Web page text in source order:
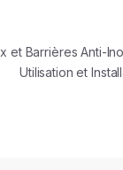
et Barrières Anti-
Utilisation et